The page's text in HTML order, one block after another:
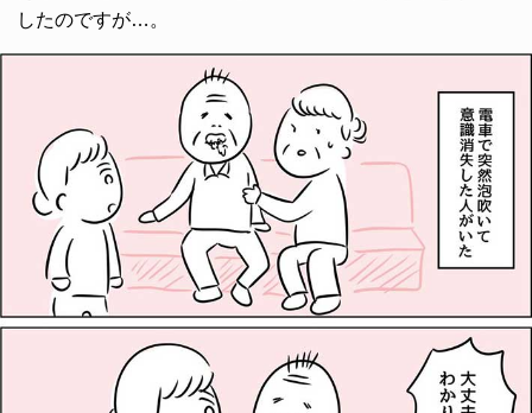
したのですが…。